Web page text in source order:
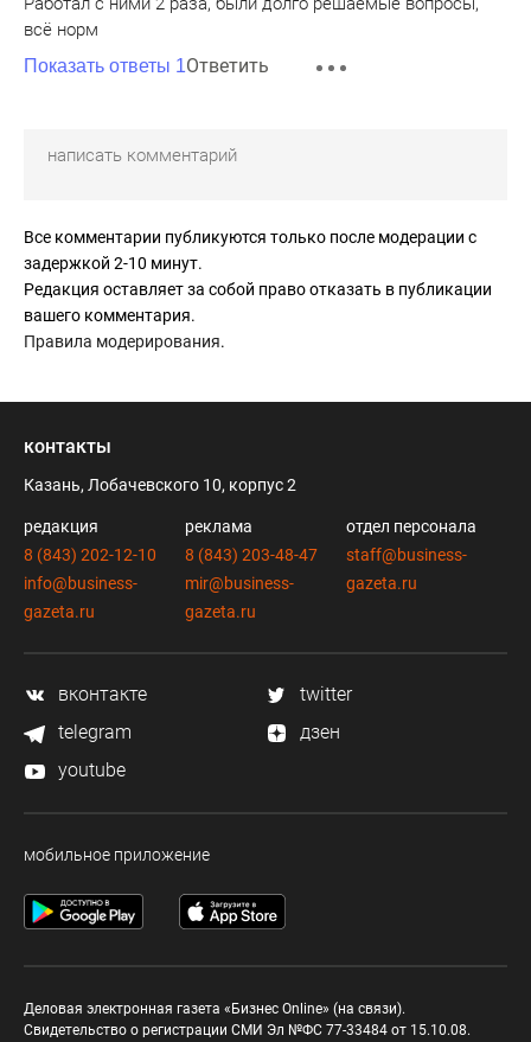
всё норм
Показать ответы 1Ответить
Все комментарии публикуются только после модерации с
задержкой 2-10 минут.
Редакция оставляет за собой право отказать в публикации
вашего комментария.
Правила модерирования.
контакты
Казань, Лобачевского 10, корпус 2
редакция
8 (843) 202-12-10
info@business-
gazeta.ru
реклама
8 (843) 203-48-47
mir@business-
gazeta.ru
отдел персонала
staff@business-
gazeta.ru
вконтакте
twitter
telegram
дзен
youtube
мобильное приложение
Деловая электронная газета «Бизнес Online» (на связи).
Свидетельство о регистрации СМИ Эл №ФС 77-33484 от 15.10.08.